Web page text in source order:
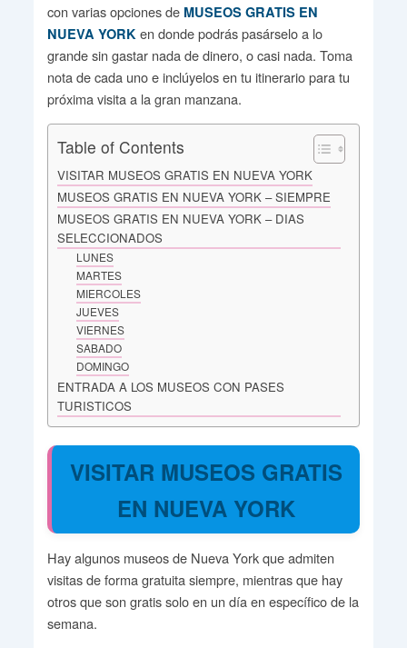
con varias opciones de MUSEOS GRATIS EN
NUEVA YORK en donde podrás pasárselo a lo
grande sin gastar nada de dinero, o casi nada. Toma
nota de cada uno e inclúyelos en tu itinerario para tu
próxima visita a la gran manzana.
Table of Contents
VISITAR MUSEOS GRATIS EN NUEVA YORK
MUSEOS GRATIS EN NUEVA YORK – SIEMPRE
MUSEOS GRATIS EN NUEVA YORK – DIAS
SELECCIONADOS
LUNES
MARTES
MIERCOLES
JUEVES
VIERNES
SABADO
DOMINGO
ENTRADA A LOS MUSEOS CON PASES
TURISTICOS
VISITAR MUSEOS GRATIS
EN NUEVA YORK
Hay algunos museos de Nueva York que admiten
visitas de forma gratuita siempre, mientras que hay
otros que son gratis solo en un día en específico de la
semana.